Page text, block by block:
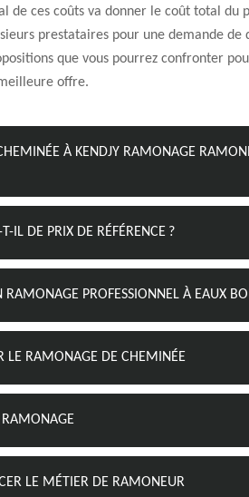
de ces coûts va donner le coût total du
prestataires pour une demande de
que vous pourrez confronter
offre.
À KENDJY RAMONAGE
IL DE PRIX DE RÉFÉRENCE ?
PROFESSIONNEL À EAUX
LE RAMONAGE DE CHEMINÉE
RAMONAGE
LE MÉTIER DE RAMONEUR